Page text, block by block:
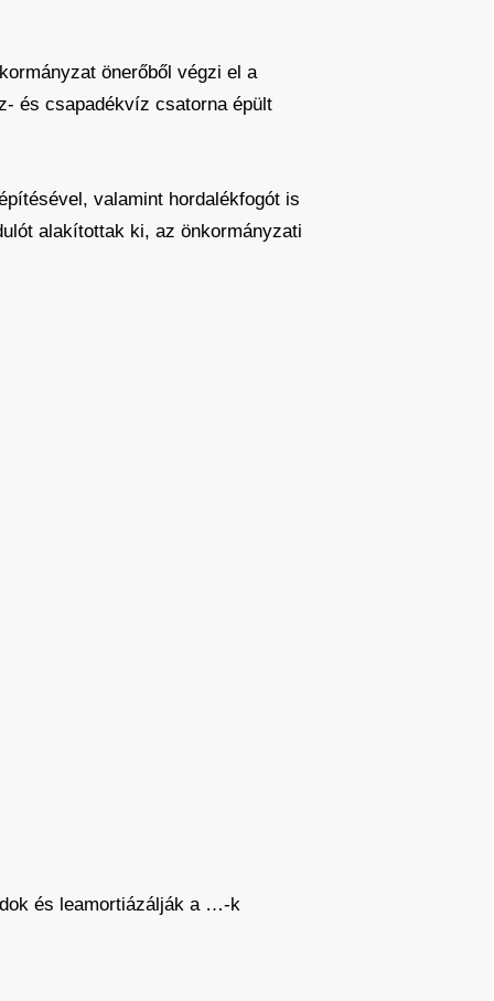
önerőből végzi el a
és csapadékvíz csatorna épült
valamint hordalékfogót is
alakítottak ki, az önkormányzati
és leamortiázálják a …-k